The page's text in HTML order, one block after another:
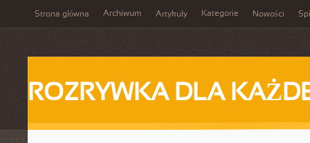
Strona główna Archiwum Artykuły Kategorie Nowości
ROZRYWKA DLA